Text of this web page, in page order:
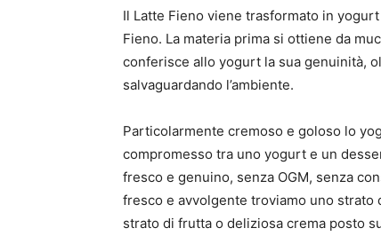
Il Latte Fieno viene trasformato in
Fieno. La materia prima si ottiene da
conferisce allo yogurt la sua genuinità,
salvaguardando l’ambiente.
Particolarmente cremoso e goloso lo
compromesso tra uno yogurt e un
fresco e genuino, senza OGM, senza
fresco e avvolgente troviamo uno strato
strato di frutta o deliziosa crema posto